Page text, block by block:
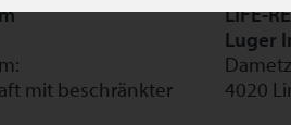
mit beschränkter
LIFE-
Luger
4020